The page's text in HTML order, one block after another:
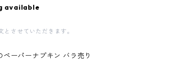
available
とさせていただきます。
ーパーナプキン バラ売り